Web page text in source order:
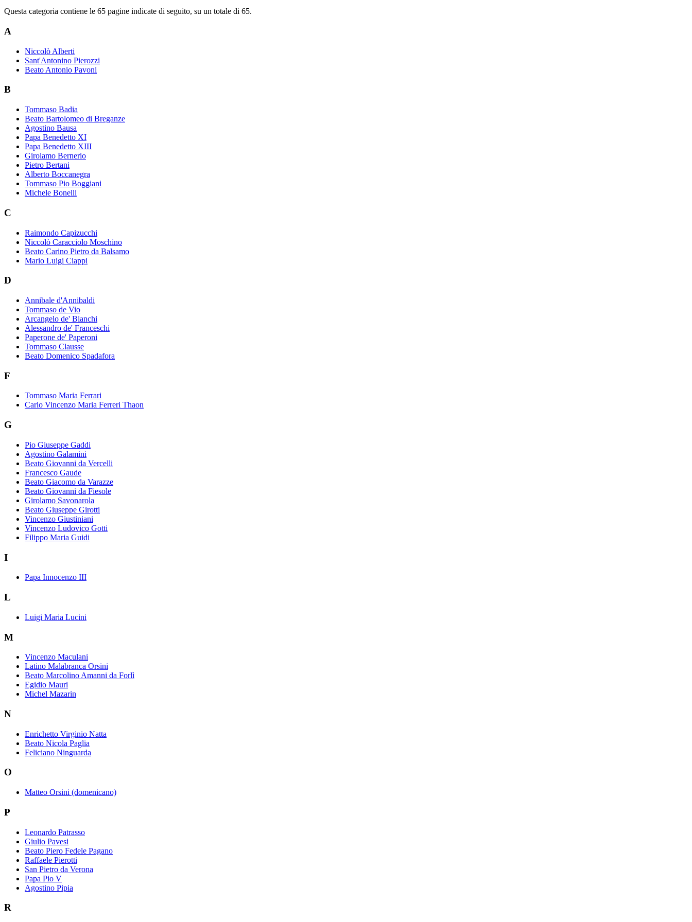
Questa categoria contiene le 65 pagine indicate di seguito, su un totale di 65.
A
Niccolò Alberti
Sant'Antonino Pierozzi
Beato Antonio Pavoni
B
Tommaso Badia
Beato Bartolomeo di Breganze
Agostino Bausa
Papa Benedetto XI
Papa Benedetto XIII
Girolamo Bernerio
Pietro Bertani
Alberto Boccanegra
Tommaso Pio Boggiani
Michele Bonelli
C
Raimondo Capizucchi
Niccolò Caracciolo Moschino
Beato Carino Pietro da Balsamo
Mario Luigi Ciappi
D
Annibale d'Annibaldi
Tommaso de Vio
Arcangelo de' Bianchi
Alessandro de' Franceschi
Paperone de' Paperoni
Tommaso Clausse
Beato Domenico Spadafora
F
Tommaso Maria Ferrari
Carlo Vincenzo Maria Ferreri Thaon
G
Pio Giuseppe Gaddi
Agostino Galamini
Beato Giovanni da Vercelli
Francesco Gaude
Beato Giacomo da Varazze
Beato Giovanni da Fiesole
Girolamo Savonarola
Beato Giuseppe Girotti
Vincenzo Giustiniani
Vincenzo Ludovico Gotti
Filippo Maria Guidi
I
Papa Innocenzo III
L
Luigi Maria Lucini
M
Vincenzo Maculani
Latino Malabranca Orsini
Beato Marcolino Amanni da Forlì
Egidio Mauri
Michel Mazarin
N
Enrichetto Virginio Natta
Beato Nicola Paglia
Feliciano Ninguarda
O
Matteo Orsini (domenicano)
P
Leonardo Patrasso
Giulio Pavesi
Beato Piero Fedele Pagano
Raffaele Pierotti
San Pietro da Verona
Papa Pio V
Agostino Pipia
R